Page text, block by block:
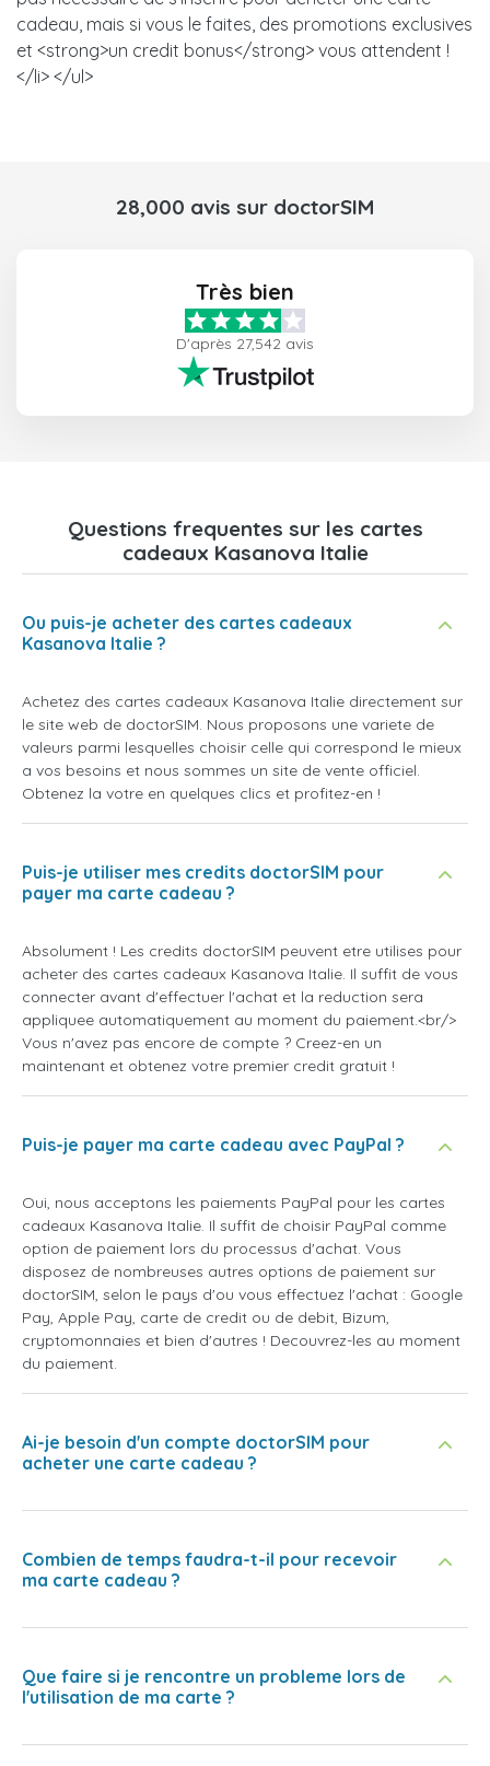
cadeau, mais si vous le faites, des promotions exclusives
et <strong>un credit bonus</strong> vous attendent !
</li> </ul>
28,000 avis sur doctorSIM
Très bien
D'après 27,542 avis
Questions frequentes sur les cartes
cadeaux Kasanova Italie
Ou puis-je acheter des cartes cadeaux
Kasanova Italie ?
Achetez des cartes cadeaux Kasanova Italie directement sur
le site web de doctorSIM. Nous proposons une variete de
valeurs parmi lesquelles choisir celle qui correspond le mieux
a vos besoins et nous sommes un site de vente officiel.
Obtenez la votre en quelques clics et profitez-en !
Puis-je utiliser mes credits doctorSIM pour
payer ma carte cadeau ?
Absolument ! Les credits doctorSIM peuvent etre utilises pour
acheter des cartes cadeaux Kasanova Italie. Il suffit de vous
connecter avant d'effectuer l'achat et la reduction sera
appliquee automatiquement au moment du paiement.<br/>
Vous n'avez pas encore de compte ? Creez-en un
maintenant et obtenez votre premier credit gratuit !
Puis-je payer ma carte cadeau avec PayPal ?
Oui, nous acceptons les paiements PayPal pour les cartes
cadeaux Kasanova Italie. Il suffit de choisir PayPal comme
option de paiement lors du processus d'achat. Vous
disposez de nombreuses autres options de paiement sur
doctorSIM, selon le pays d'ou vous effectuez l'achat : Google
Pay, Apple Pay, carte de credit ou de debit, Bizum,
cryptomonnaies et bien d'autres ! Decouvrez-les au moment
du paiement.
Ai-je besoin d'un compte doctorSIM pour
acheter une carte cadeau ?
Combien de temps faudra-t-il pour recevoir
ma carte cadeau ?
Que faire si je rencontre un probleme lors de
l'utilisation de ma carte ?